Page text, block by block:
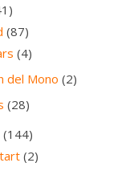
(87)
(4)
del Mono (2)
(28)
(144)
(2)